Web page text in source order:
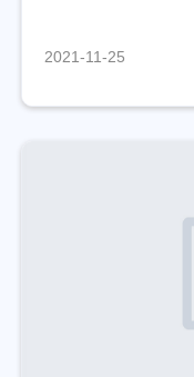
2021-11-25